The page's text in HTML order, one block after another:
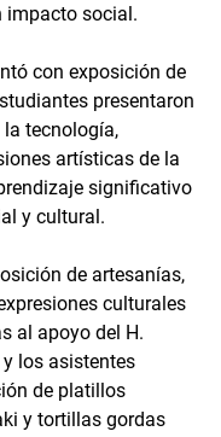
impacto social.
con exposición de
presentaron
tecnología,
artísticas de la
significativo
y cultural.
de artesanías,
culturales
al apoyo del H.
los asistentes
de platillos
y tortillas gordas